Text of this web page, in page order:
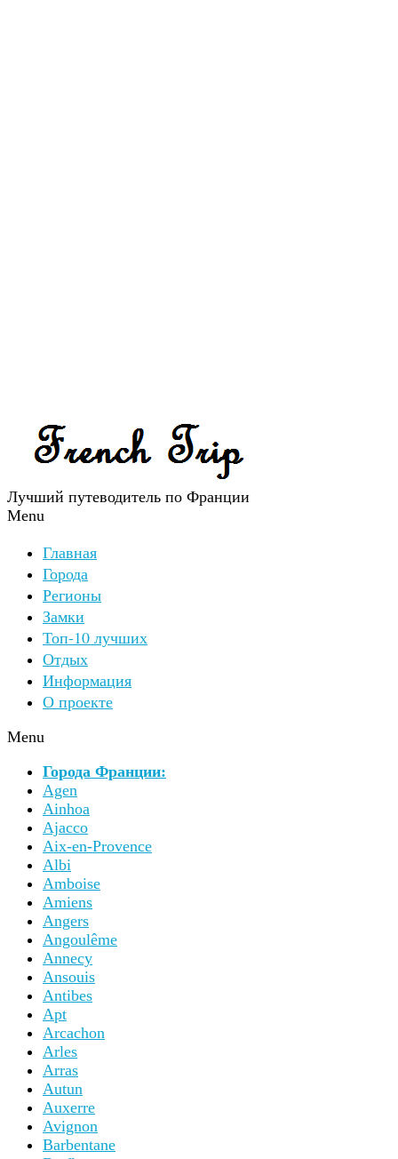
Лучший путеводитель по Франции
Menu
Главная
Города
Регионы
Замки
Топ-10 лучших
Отдых
Информация
О проекте
Menu
Города Франции:
Agen
Ainhoa
Ajacco
Aix-en-Provence
Albi
Amboise
Amiens
Angers
Angoulême
Annecy
Ansouis
Antibes
Apt
Arcachon
Arles
Arras
Autun
Auxerre
Avignon
Barbentane